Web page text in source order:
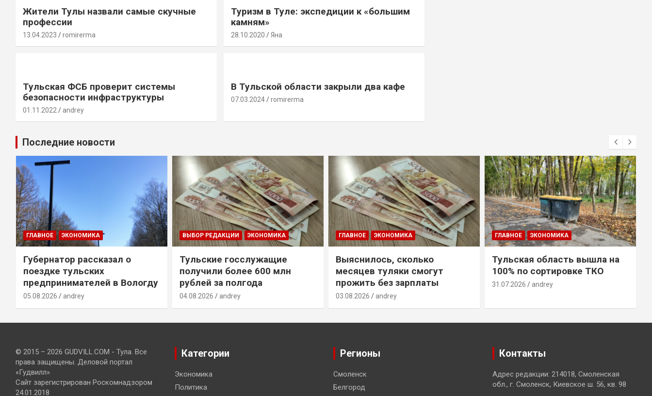
Жители Тулы назвали самые скучные
профессии
13.04.2023 romirerma
Туризм в Туле: экспедиции к «большим
камням»
28.10.2020 Яна
Тульская ФСБ проверит системы
безопасности инфраструктуры
01.11.2022 andrey
В Тульской области закрыли два кафе
07.03.2024 romirerma
Последние новости
ГЛАВНОЕ ЭКОНОМИКА
Губернатор рассказал о
поездке тульских
предпринимателей в Вологду
05.08.2026 andrey
ВЫБОР РЕДАКЦИИ ЭКОНОМИКА
Тульские госслужащие
получили более 600 млн
рублей за полгода
04.08.2026 andrey
ГЛАВНОЕ ЭКОНОМИКА
Выяснилось, сколько
месяцев туляки смогут
прожить без зарплаты
03.08.2026 andrey
ГЛАВНОЕ ЭКОНОМИКА
Тульская область вышла на
100% по сортировке ТКО
31.07.2026 andrey
© 2015 – 2026 GUDVILL.COM - Тула. Все
права защищены. Деловой портал
«Гудвилл»
Сайт зарегистрирован Роскомнадзором
24.01.2018
Категории
Экономика
Политика
Регионы
Смоленск
Белгород
Контакты
Адрес редакции: 214018, Смоленская
обл., г. Смоленск, Киевское ш. 56, кв. 98